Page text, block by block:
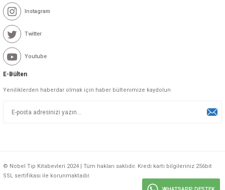
Instagram
Twitter
Youtube
E-Bülten
Yeniliklerden haberdar olmak için haber bültenimize kaydolun
© Nobel Tıp Kitabevleri 2024 | Tüm hakları saklıdır. Kredi kartı bilgileriniz 256bit
SSL sertifikası ile korunmaktadır.